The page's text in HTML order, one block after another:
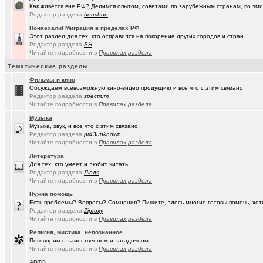
Ремонт окон ПВХ. К кому обратиться?
Индивидуальный тепловой пункт (ИТП)
Ключ дверной цилиндрический сделать
Пластмассовый мир победил.
ищу риэдтора(халвамес)
Консультация по конфигурации ПК (falcon)
Жилищный вопрос
Где ремонтируют Oculus Quest?
Почему в городе не отключают отопление?
Какое выбрать отопление для частного дома?
Традиционный сбор памперсов для перинатального центра 2025
Самогоноварение. Кто как? (интересу..)
Какие буквы на гос. номере сейчас идут???
Как живётся вне РФ? Делимся опытом, советами по зарубежным странам, по
Редактор раздела:bouchon
Понаехали! Миграция в пределах РФ
Этот раздел для тех, кто отправился на покорение других городов и стран.
Редактор раздела:SH
Читайте подробности в Правилах раздела
Тематические разделы
Фильмы и кино
Обсуждаем всевозможную кино-видео продукцию и всё что с этим связано.
Редактор раздела:spectrum
Читайте подробности в Правилах раздела
Музыка
Музыка, звук, и всё что с этим связано.
Редактор раздела:pr43unknown
Читайте подробности в Правилах раздела
Литература
Для тех, кто умеет и любит читать.
Редактор раздела:Люля
Читайте подробности в Правилах раздела
Нужна помощь
Есть проблемы? Вопросы? Сомнения? Пишите, здесь многие готовы помочь,
Редактор раздела:Ziproxy
Читайте подробности в Правилах раздела
Религия, мистика, непознанное
Поговорим о таинственном и загадочном...
Читайте подробности в Правилах раздела